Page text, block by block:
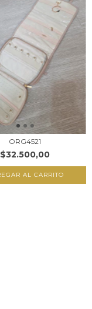
ORG4521
$32.500,00